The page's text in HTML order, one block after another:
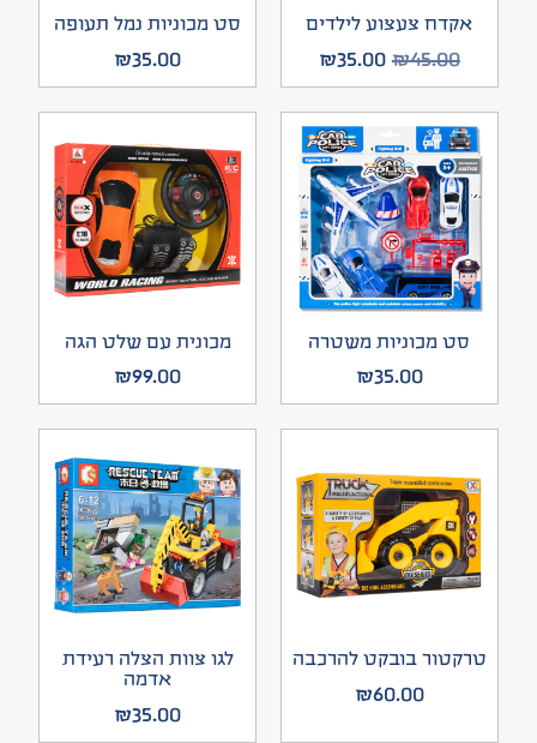
אקדח צעצוע לילדים
₪45.00
₪35.00
סט מכוניות נמל תעופה
₪35.00
סט מכוניות משטרה
₪35.00
מכונית עם שלט הגה
₪99.00
טרקטור בובקט להרכבה
₪60.00
לגו צוות הצלה רעידת
אדמה
₪35.00